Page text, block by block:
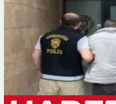
Yapay Zeka ile Devlet Büyüklerinin
Çökertildi: 5 İlde 17 Gözaltı!